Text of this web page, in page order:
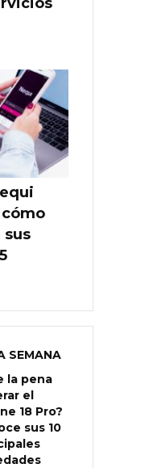
sus
SEMANA
la pena
el
18 Pro?
sus 10